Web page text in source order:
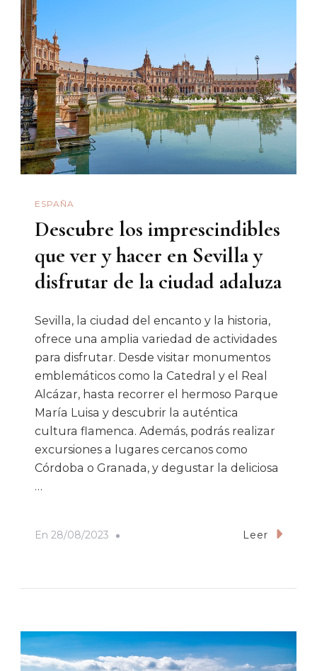
ESPAÑA
Descubre los imprescindibles
que ver y hacer en Sevilla y
disfrutar de la ciudad adaluza
Sevilla, la ciudad del encanto y la historia,
ofrece una amplia variedad de actividades
para disfrutar. Desde visitar monumentos
emblemáticos como la Catedral y el Real
Alcázar, hasta recorrer el hermoso Parque
María Luisa y descubrir la auténtica
cultura flamenca. Además, podrás realizar
excursiones a lugares cercanos como
Córdoba o Granada, y degustar la deliciosa
…
En 28/08/2023 Leer